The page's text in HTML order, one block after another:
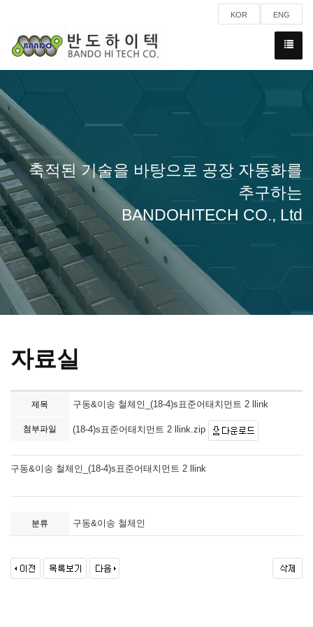
KOR ENG
축적된 기술을 바탕으로 공장 자동화를
추구하는
BANDOHITECH CO., Ltd
자료실
제목 구동&이송 철체인_(18-4)s표준어태치먼트 2 llink
첨부파일 (18-4)s표준어태치먼트 2 llink.zip
구동&이송 철체인_(18-4)s표준어태치먼트 2 llink
분류 구동&이송 철체인